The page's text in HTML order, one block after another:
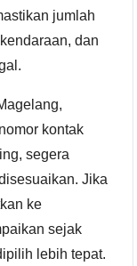
jumlah
dan
kontak
segera
Jika
ke
sejak
lebih tepat.